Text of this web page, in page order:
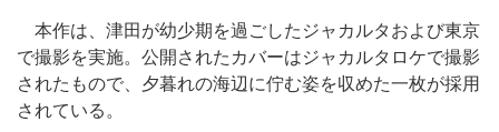
本作は、津田が幼少期を過ごしたジャカルタおよび東京
で撮影を実施。公開されたカバーはジャカルタロケで撮影
されたもので、夕暮れの海辺に佇む姿を収めた一枚が採用
されている。